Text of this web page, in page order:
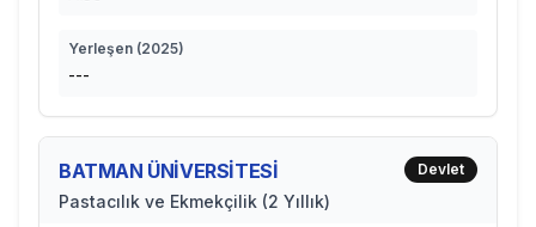
Yerleşen (2025)
---
BATMAN ÜNİVERSİTESİ
Pastacılık ve Ekmekçilik (2 Yıllık)
Devlet